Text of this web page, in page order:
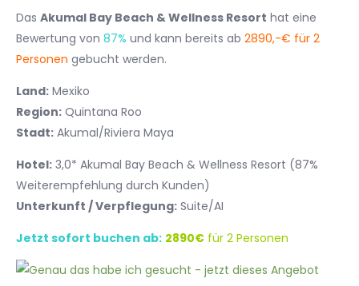
Das Akumal Bay Beach & Wellness Resort hat eine
Bewertung von 87% und kann bereits ab 2890,-€ für 2
Personen gebucht werden.
Land: Mexiko
Region: Quintana Roo
Stadt: Akumal/Riviera Maya
Hotel: 3,0* Akumal Bay Beach & Wellness Resort (87%
Weiterempfehlung durch Kunden)
Unterkunft / Verpflegung: Suite/AI
Jetzt sofort buchen ab: 2890€ für 2 Personen